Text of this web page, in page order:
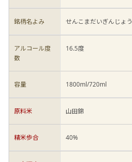
銘柄名よみ せんこまだいぎんじょう
アルコール度
数
16.5度
容量 1800ml/720ml
原料米 山田錦
精米歩合 40%